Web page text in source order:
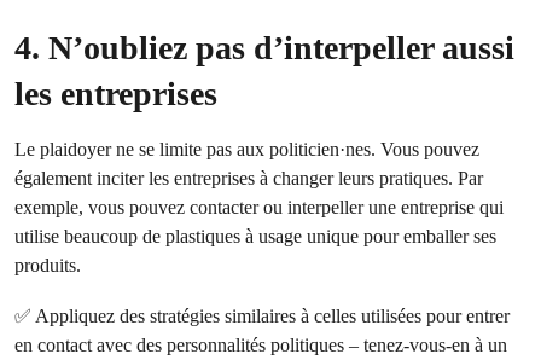
4. N’oubliez pas d’interpeller aussi
les entreprises
Le plaidoyer ne se limite pas aux politicien·nes. Vous pouvez
également inciter les entreprises à changer leurs pratiques. Par
exemple, vous pouvez contacter ou interpeller une entreprise qui
utilise beaucoup de plastiques à usage unique pour emballer ses
produits.
✅ Appliquez des stratégies similaires à celles utilisées pour entrer
en contact avec des personnalités politiques – tenez-vous-en à un